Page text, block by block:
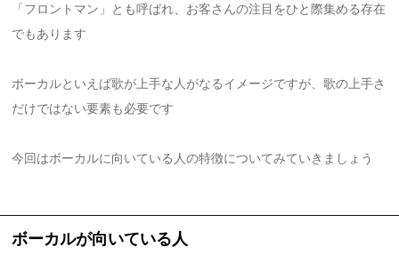
「フロントマン」とも呼ばれ、お客さんの注目をひと際集める存在
でもあります
ボーカルといえば歌が上手な人がなるイメージですが、歌の上手さ
だけではない要素も必要です
今回はボーカルに向いている人の特徴についてみていきましょう
ボーカルが向いている人